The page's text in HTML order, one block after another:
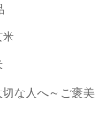
米
な人へ～ご褒美